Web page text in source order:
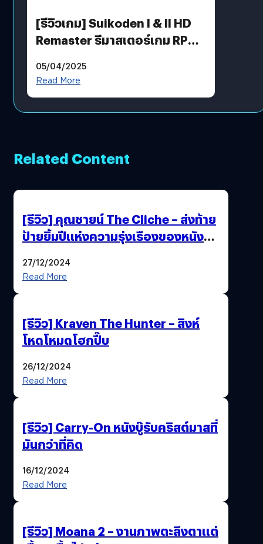
[รีวิวเกม] Suikoden I & II HD
Remaster รีมาสเตอร์เกม RPG
05/04/2025
Read More
Related Content
[รีวิว] คุณชายน์ The Cliche – ส่งท้าย
ป้ายยิ้มปีแห่งความรุ่งเรืองของหนัง
27/12/2024
Read More
[รีวิว] Kraven The Hunter – สิงห์
โหดโหมดโฮกปี๊บ
26/12/2024
Read More
[รีวิว] Carry-On หนังบู๊รับคริสต์มาสที่
มันกว่าที่คิด
16/12/2024
Read More
[รีวิว] Moana 2 – งานภาพตะลึงตาแต่